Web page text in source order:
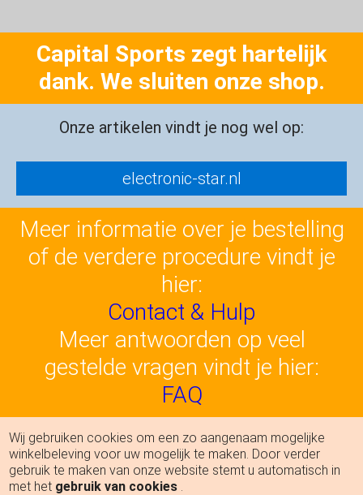
Capital Sports zegt hartelijk
dank. We sluiten onze shop.
Onze artikelen vindt je nog wel op:
electronic-star.nl
Meer informatie over je bestelling
of de verdere procedure vindt je
hier:
Contact & Hulp
Meer antwoorden op veel
gestelde vragen vindt je hier:
FAQ
Wij gebruiken cookies om een zo aangenaam mogelijke
winkelbeleving voor uw mogelijk te maken. Door verder
gebruik te maken van onze website stemt u automatisch in
met het gebruik van cookies .